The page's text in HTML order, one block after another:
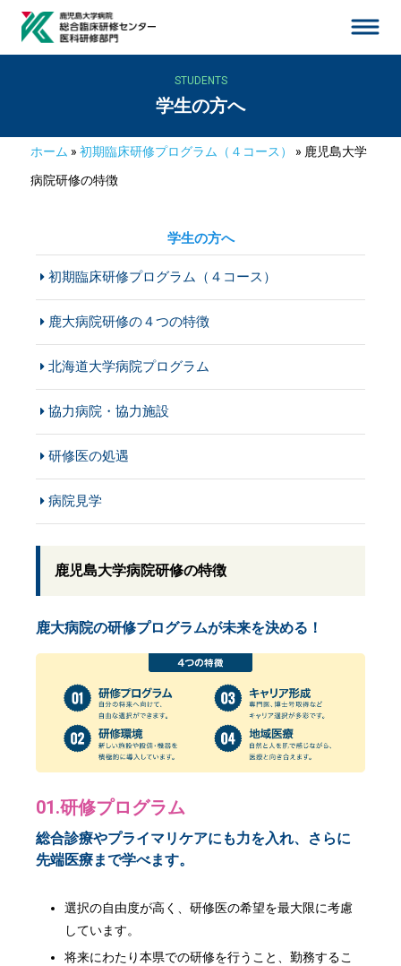
STUDENTS
学生の方へ
ホーム »初期臨床研修プログラム（４コース） » 鹿児島大学
病院研修の特徴
鹿児島大学病院研修の特徴
鹿大病院の研修プログラムが未来を決める！
01.研修プログラム
総合診療やプライマリケアにも力を入れ、さらに
先端医療まで学べます。
選択の自由度が高く、研修医の希望を最大限に考慮
しています。
将来にわたり本県での研修を行うこと、勤務するこ
学生の方へ
初期臨床研修プログラム（４コース）
鹿大病院研修の４つの特徴
北海道大学病院プログラム
協力病院・協力施設
研修医の処遇
病院見学